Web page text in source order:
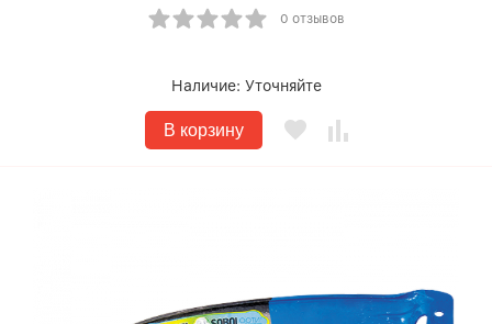
0 отзывов
Наличие: Уточняйте
В корзину